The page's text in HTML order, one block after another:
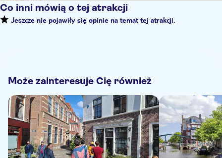
Co inni mówią o tej atrakcji
Jeszcze nie pojawiły się opinie na temat tej atrakcji.
Może zainteresuje Cię również